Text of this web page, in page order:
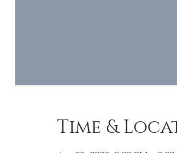
Time &